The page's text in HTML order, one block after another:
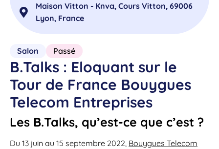
Maison Vitton - Knva, Cours Vitton, 69006
Lyon, France
Salon Passé
B.Talks : Eloquant sur le
Tour de France Bouygues
Telecom Entreprises
Les B.Talks, qu’est-ce que c’est ?
Du 13 juin au 15 septembre 2022, Bouygues Telecom